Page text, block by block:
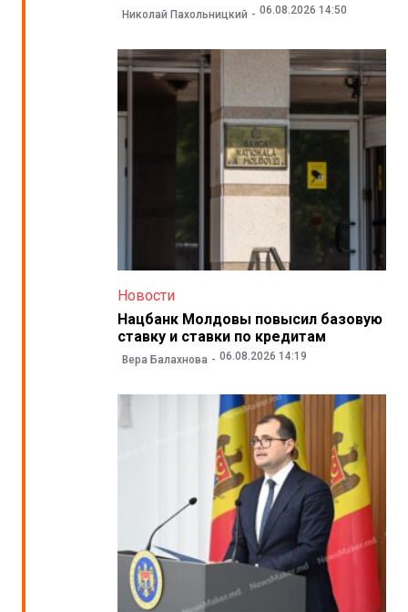
Николай Пахольницкий 06.08.2026 14:50
Новости
Нацбанк Молдовы повысил базовую
ставку и ставки по кредитам
Вера Балахнова 06.08.2026 14:19